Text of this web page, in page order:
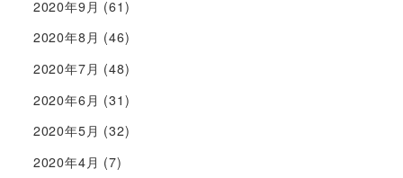
2020年9月 (61)
2020年8月 (46)
2020年7月 (48)
2020年6月 (31)
2020年5月 (32)
2020年4月 (7)